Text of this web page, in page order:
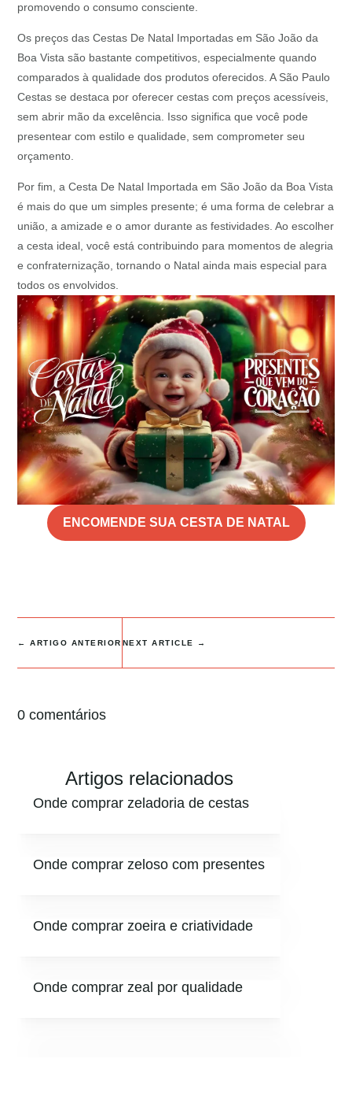
promovendo o consumo consciente.
Os preços das Cestas De Natal Importadas em São João da
Boa Vista são bastante competitivos, especialmente quando
comparados à qualidade dos produtos oferecidos. A São Paulo
Cestas se destaca por oferecer cestas com preços acessíveis,
sem abrir mão da excelência. Isso significa que você pode
presentear com estilo e qualidade, sem comprometer seu
orçamento.
Por fim, a Cesta De Natal Importada em São João da Boa Vista
é mais do que um simples presente; é uma forma de celebrar a
união, a amizade e o amor durante as festividades. Ao escolher
a cesta ideal, você está contribuindo para momentos de alegria
e confraternização, tornando o Natal ainda mais especial para
todos os envolvidos.
ENCOMENDE SUA CESTA DE NATAL
←ARTIGO ANTERIOR NEXT ARTICLE →
0 comentários
Artigos relacionados
Onde comprar zeladoria de cestas
Onde comprar zeloso com presentes
Onde comprar zoeira e criatividade
Onde comprar zeal por qualidade